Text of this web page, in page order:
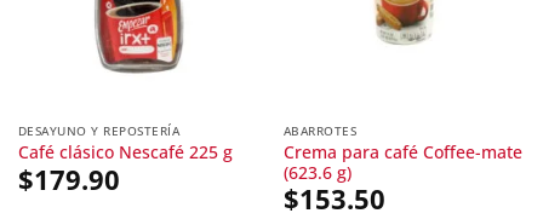
DESAYUNO Y REPOSTERÍA
Café clásico Nescafé 225 g
$179.90
ABARROTES
Crema para café Coffee-mate
(623.6 g)
$153.50